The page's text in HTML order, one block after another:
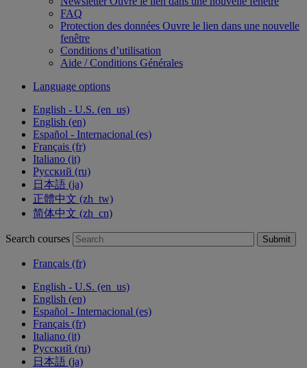
FAQ
Protection des données Ouvre le lien dans une nouvelle
fenêtre
Conditions d’utilisation
Aide / Conditions Générales
Language options
English - U.S. ‎(en_us)‎
English ‎(en)‎
Español - Internacional ‎(es)‎
Français ‎(fr)‎
Italiano ‎(it)‎
Русский ‎(ru)‎
日本語 ‎(ja)‎
正體中文 ‎(zh_tw)‎
简体中文 ‎(zh_cn)‎
Search courses Submit
Français ‎(fr)‎
English - U.S. ‎(en_us)‎
English ‎(en)‎
Español - Internacional ‎(es)‎
Français ‎(fr)‎
Italiano ‎(it)‎
Русский ‎(ru)‎
日本語 ‎(ja)‎